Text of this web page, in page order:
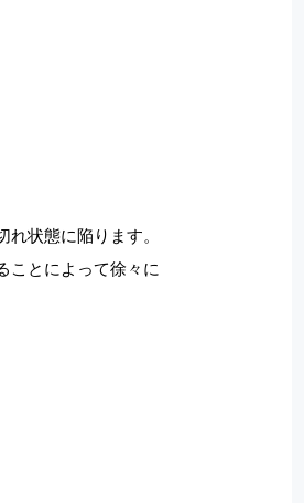
状態に陥ります。
ことによって徐々に